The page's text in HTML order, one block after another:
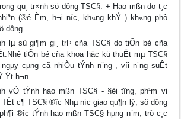
qu¸ tr×nh sö dông TSC§. + Hao mßn do t¸c
(®é Èm, h¬i n­íc, kh«ng khÝ ) kh«ng phô
dông.
lµ sù gi¶m gi¸ trÞ cña TSC§ do tiÕn bé cña
tiÕn bé cña khoa häc kü thuËt mµ TSC§
cµng cã nhiÒu tÝnh n¨ng , víi n¨ng suÊt
Ýt h¬n.
vÒ tÝnh hao mßn TSC§ - §èi t­îng, ph¹m vi
c¶ TSC§ ®­îc Nhµ n­íc giao qu¶n lý, sö dông
®­îc tÝnh hao mßn TSC§ hµng n¨m, trõ c¸c